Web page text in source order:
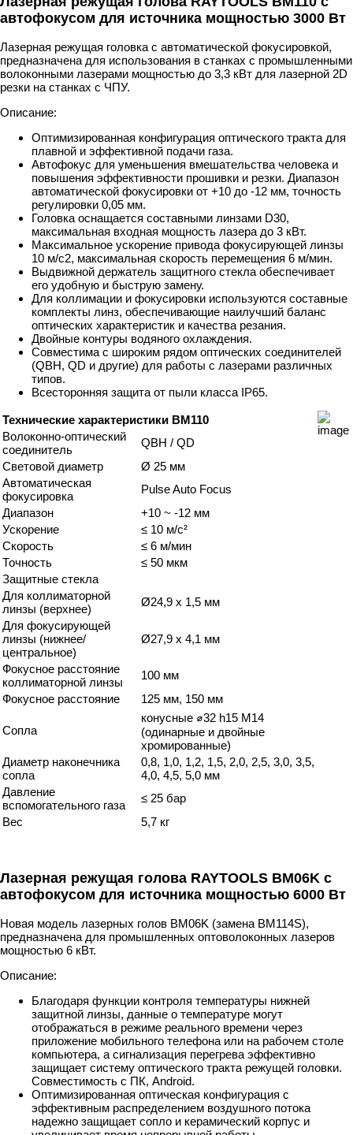
автофокусом для источника мощностью 3000 Вт
Лазерная режущая головка с автоматической фокусировкой,
предназначена для использования в станках с промышленными
волоконными лазерами мощностью до 3,3 кВт для лазерной 2D
резки на станках с ЧПУ.
Описание:
Оптимизированная конфигурация оптического тракта для
плавной и эффективной подачи газа.
Автофокус для уменьшения вмешательства человека и
повышения эффективности прошивки и резки. Диапазон
автоматической фокусировки от +10 до -12 мм, точность
регулировки 0,05 мм.
Головка оснащается составными линзами D30,
максимальная входная мощность лазера до 3 кВт.
Максимальное ускорение привода фокусирующей линзы
10 м/с2, максимальная скорость перемещения 6 м/мин.
Выдвижной держатель защитного стекла обеспечивает
его удобную и быструю замену.
Для коллимации и фокусировки используются составные
комплекты линз, обеспечивающие наилучший баланс
оптических характеристик и качества резания.
Двойные контуры водяного охлаждения.
Совместима с широким рядом оптических соединителей
(QBH, QD и другие) для работы с лазерами различных
типов.
Всесторонняя защита от пыли класса IP65.
Технические характеристики BM110
Волоконно-оптический
соединитель
QBH / QD
Световой диаметр
Ø 25 мм
Автоматическая
фокусировка
Pulse Auto Focus
Диапазон
+10 ~ -12 мм
Ускорение
≤ 10 м/с²
Скорость
≤ 6 м/мин
Точность
≤ 50 мкм
Защитные стекла
Для коллиматорной
линзы (верхнее)
Ø24,9 x 1,5 мм
Для фокусирующей
линзы (нижнее/
центральное)
Ø27,9 x 4,1 мм
Фокусное расстояние
коллиматорной линзы
100 мм
Фокусное расстояние
125 мм, 150 мм
Сопла
конусные ⌀32 h15 M14
(одинарные и двойные
хромированные)
Диаметр наконечника
сопла
0,8, 1,0, 1,2, 1,5, 2,0, 2,5, 3,0, 3,5,
4,0, 4,5, 5,0 мм
Давление
вспомогательного газа
≤ 25 бар
Вес
5,7 кг
Лазерная режущая голова RAYTOOLS BM06K с
автофокусом для источника мощностью 6000 Вт
Новая модель лазерных голов BM06K (замена BM114S),
предназначена для промышленных оптоволоконных лазеров
мощностью 6 кВт.
Описание:
Благодаря функции контроля температуры нижней
защитной линзы, данные о температуре могут
отображаться в режиме реального времени через
приложение мобильного телефона или на рабочем столе
компьютера, а сигнализация перегрева эффективно
защищает систему оптического тракта режущей головки.
Совместимость с ПК, Android.
Оптимизированная оптическая конфигурация с
эффективным распределением воздушного потока
надежно защищает сопло и керамический корпус и